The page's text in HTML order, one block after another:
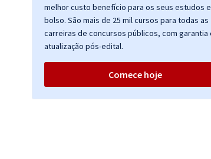
melhor custo benefício para os seus estudos
bolso. São mais de 25 mil cursos para todas as
carreiras de concursos públicos, com garantia
atualização pós-edital.
Comece hoje